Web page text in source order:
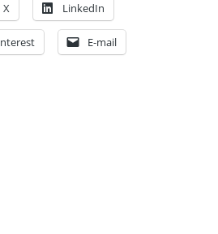
X LinkedIn
E-mail